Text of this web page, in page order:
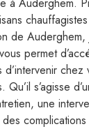
de
permet
chez
s’agisse
une